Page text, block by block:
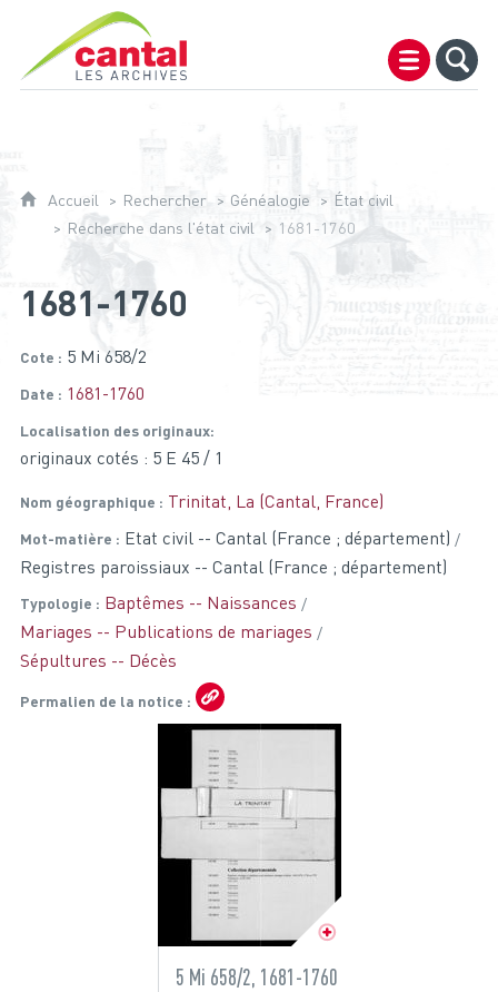
Archives du Cantal
Accueil Rechercher Généalogie
État civil
Recherche dans l'état civil
1681-1760
1681-1760
Cote 5 Mi 658/2
Date 1681-1760
Localisation des originaux
originaux cotés : 5 E 45 / 1
Nom géographique Trinitat, La (Cantal, France)
Mot-matière
Etat civil -- Cantal (France ; département)
Registres paroissiaux -- Cantal (France ; département)
Typologie
Baptêmes -- Naissances
Mariages -- Publications de mariages
Sépultures -- Décès
Permalien de la notice
5 Mi 658/2, 1681-1760